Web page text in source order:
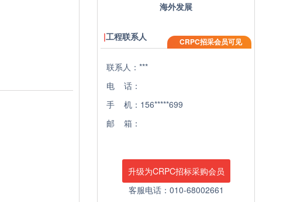
海外发展
工程联系人 CRPC招采会员可见
联系人：***
电 话：
手 机：156*****699
邮 箱：
升级为CRPC招标采购会员
客服电话：010-68002661